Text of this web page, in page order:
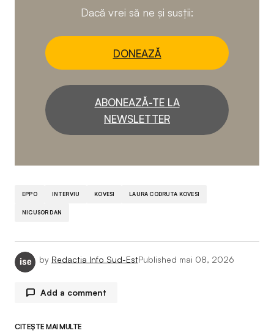
Dacă vrei să ne și susții:
DONEAZĂ
ABONEAZĂ-TE LA
NEWSLETTER
EPPO INTERVIU KOVESI LAURA CODRUTA KOVESI
NICUSOR DAN
by Redactia Info Sud-EstPublished mai 08, 2026
Add a comment
CITEȘTE MAI MULTE